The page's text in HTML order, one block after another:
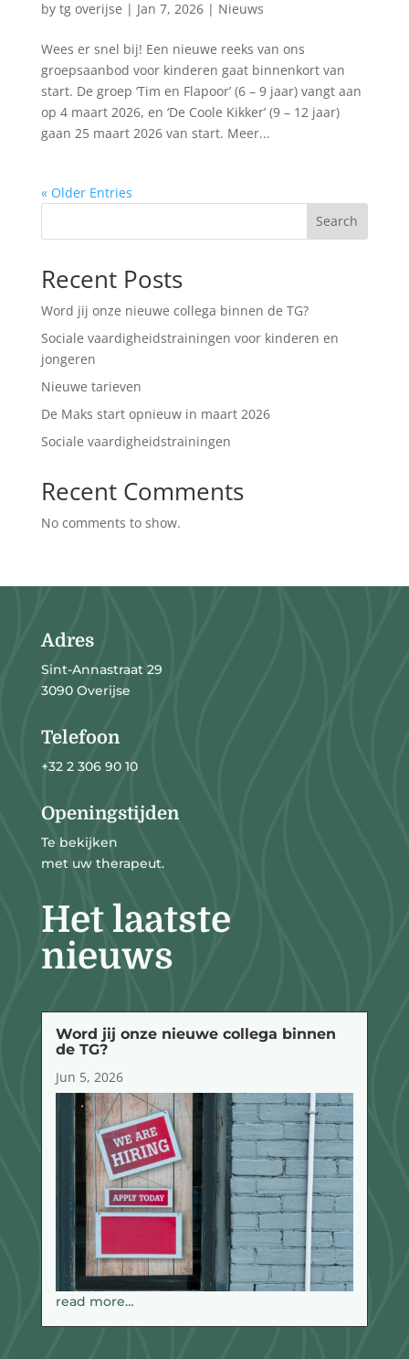
by tg overijse | Jan 7, 2026| Nieuws
Wees er snel bij! Een nieuwe reeks van ons
groepsaanbod voor kinderen gaat binnenkort van
start. De groep ‘Tim en Flapoor’ (6 – 9 jaar) vangt aan
op 4 maart 2026, en ‘De Coole Kikker’ (9 – 12 jaar)
gaan 25 maart 2026 van start. Meer...
« Older Entries
Search
Recent Posts
Word jij onze nieuwe collega binnen de TG?
Sociale vaardigheidstrainingen voor kinderen en
jongeren
Nieuwe tarieven
De Maks start opnieuw in maart 2026
Sociale vaardigheidstrainingen
Recent Comments
No comments to show.
Adres
Sint-Annastraat 29
3090 Overijse
Telefoon
+32 2 306 90 10
Openingstijden
Te bekijken
met uw therapeut.
Het laatste
nieuws
Word jij onze nieuwe collega binnen
de TG?
Jun 5, 2026
read more…